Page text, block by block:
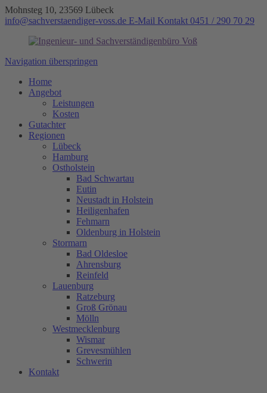
Mohnsteg 10, 23569 Lübeck
info@sachverstaendiger-voss.de E-Mail Kontakt 0451 / 290 70 29
Navigation überspringen
Home
Angebot
Leistungen
Kosten
Gutachter
Regionen
Lübeck
Hamburg
Ostholstein
Bad Schwartau
Eutin
Neustadt in Holstein
Heiligenhafen
Fehmarn
Oldenburg in Holstein
Stormarn
Bad Oldesloe
Ahrensburg
Reinfeld
Lauenburg
Ratzeburg
Groß Grönau
Mölln
Westmecklenburg
Wismar
Grevesmühlen
Schwerin
Kontakt